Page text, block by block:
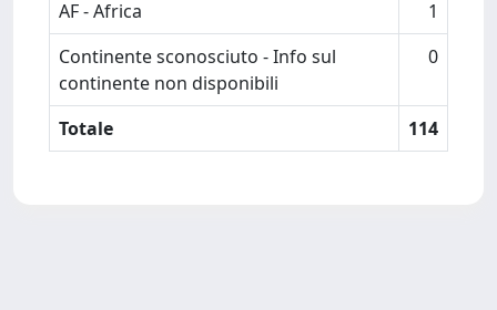
AF - Africa
1
Continente sconosciuto - Info sul
continente non disponibili
0
Totale 114